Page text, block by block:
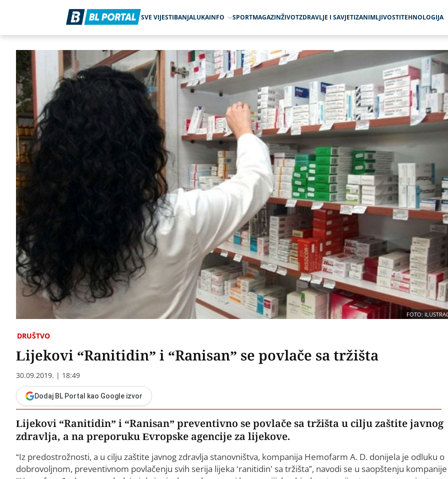
SVE VIJESTIBANJALUKAINFO SPORTMAGAZINŽIVOTZDRAVLJE I SAVJETIZANIMLJIVOSTITEHNOLOGIJA
FOTO:
DRUŠTVO
Lijekovi “Ranitidin” i “Ranisan” se povlače sa tržišta
30.09.2019. | 18:49
Dodaj BL Portal kao Google izvor
Lijekovi “Ranitidin” i “Ranisan” preventivno se povlače sa tržišta u cilju zaštite javnog
zdravlja, a na preporuku Evropske agencije za lijekove.
“Iz predostrožnosti, a u cilju zaštite javnog zdravlja stanovništva, kompanija Hemofarm A. D. donijela je odluku o
dobrovoljnom, preventivnom povlačenju svih serija lijeka ‘ranitidin’ sa tržišta”, navodi se u saopštenju kompanije